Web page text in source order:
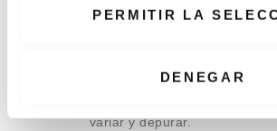
i
PERMITIR LA
DENEGAR
Un gimnasio de pensamiento
ideación que funcionan como
variar y depurar.